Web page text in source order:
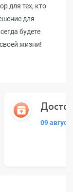
для тех, кто
для
будете
жизни!
09